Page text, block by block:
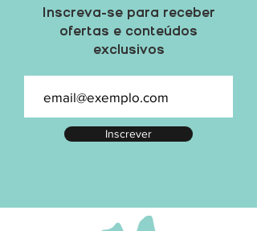
Inscreva-se para receber
ofertas e conteúdos
exclusivos
Inscrever